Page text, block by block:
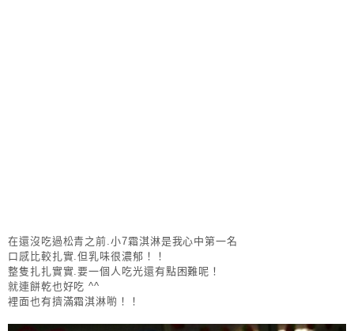
在還沒吃過松青之前.小7霜淇淋是我心中第一名
口感比較扎實.但乳味很濃郁！！
整隻扎扎實實.要一個人吃光還有點困難呢！
就連餅乾也好吃 ^^
裡面也有擠滿霜淇淋喲！！